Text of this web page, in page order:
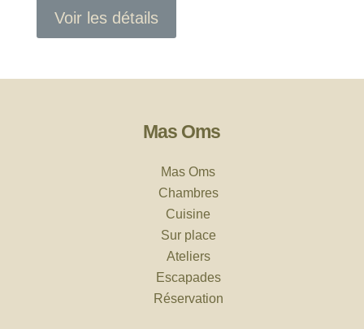
Voir les détails
Mas Oms
Mas Oms
Chambres
Cuisine
Sur place
Ateliers
Escapades
Réservation